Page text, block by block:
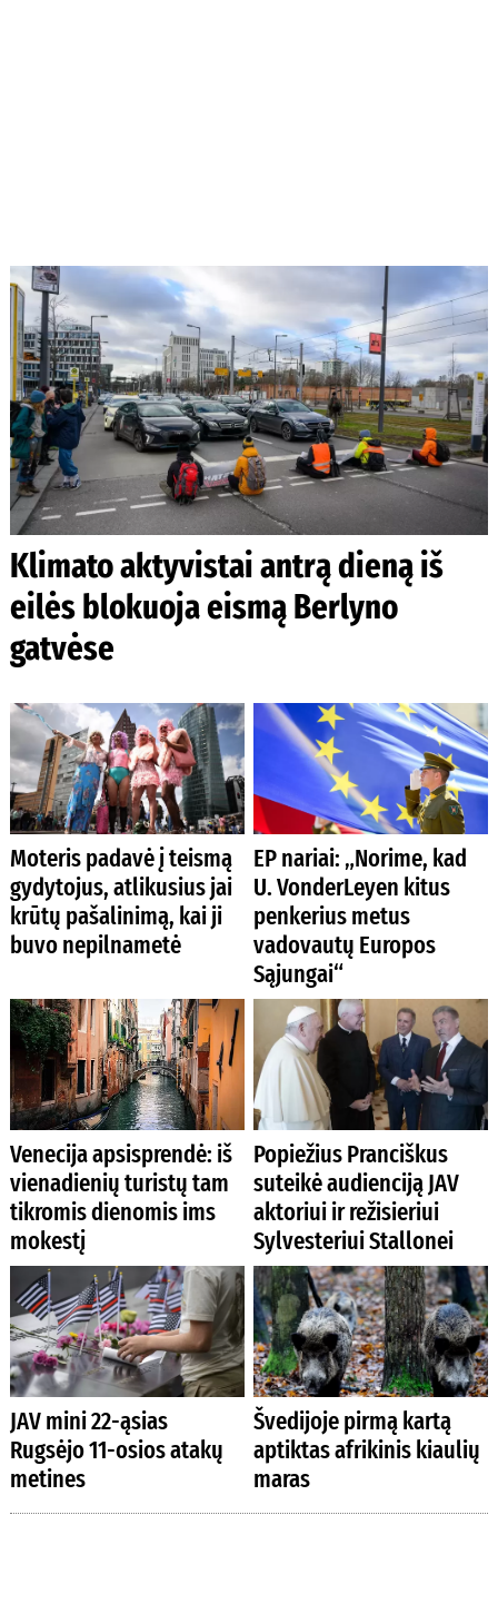
Klimato aktyvistai antrą dieną iš
eilės blokuoja eismą Berlyno
gatvėse
Moteris padavė į teismą
gydytojus, atlikusius jai
krūtų pašalinimą, kai ji
buvo nepilnametė
EP nariai: „Norime, kad
U. VonderLeyen kitus
penkerius metus
vadovautų Europos
Sąjungai“
Venecija apsisprendė: iš
vienadienių turistų tam
tikromis dienomis ims
mokestį
Popiežius Pranciškus
suteikė audienciją JAV
aktoriui ir režisieriui
Sylvesteriui Stallonei
JAV mini 22-ąsias
Rugsėjo 11-osios atakų
metines
Švedijoje pirmą kartą
aptiktas afrikinis kiaulių
maras